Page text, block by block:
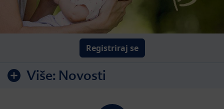
Registriraj se
Više: Novosti